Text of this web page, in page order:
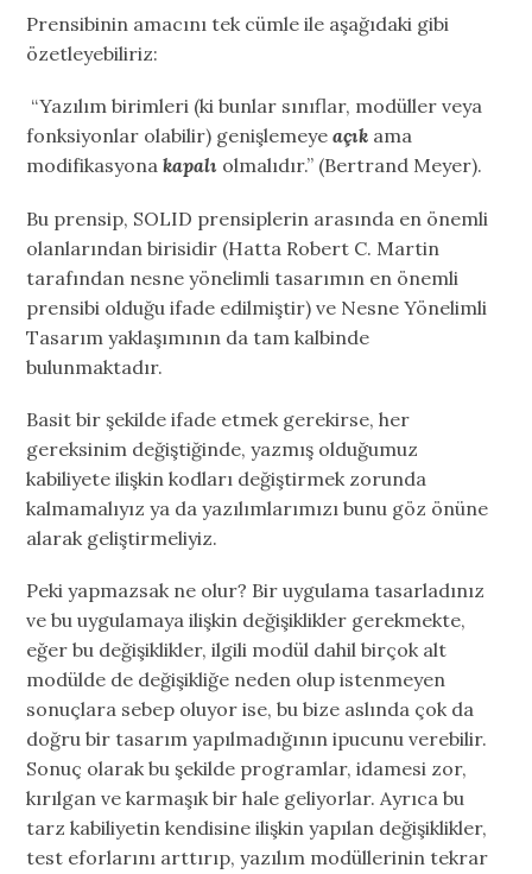
Prensibinin amacını tek cümle ile aşağıdaki gibi
özetleyebiliriz:
“Yazılım birimleri (ki bunlar sınıflar, modüller veya
fonksiyonlar olabilir) genişlemeyeaçık ama
modifikasyonakapalı olmalıdır.” (Bertrand Meyer).
Bu prensip, SOLID prensiplerin arasında en önemli
olanlarından birisidir (Hatta Robert C. Martin
tarafından nesne yönelimli tasarımın en önemli
prensibi olduğu ifade edilmiştir) ve Nesne Yönelimli
Tasarım yaklaşımının da tam kalbinde
bulunmaktadır.
Basit bir şekilde ifade etmek gerekirse, her
gereksinim değiştiğinde, yazmış olduğumuz
kabiliyete ilişkin kodları değiştirmek zorunda
kalmamalıyız ya da yazılımlarımızı bunu göz önüne
alarak geliştirmeliyiz.
Peki yapmazsak ne olur? Bir uygulama tasarladınız
ve bu uygulamaya ilişkin değişiklikler gerekmekte,
eğer bu değişiklikler, ilgili modül dahil birçok alt
modülde de değişikliğe neden olup istenmeyen
sonuçlara sebep oluyor ise, bu bize aslında çok da
doğru bir tasarım yapılmadığının ipucunu verebilir.
Sonuç olarak bu şekilde programlar, idamesi zor,
kırılgan ve karmaşık bir hale geliyorlar. Ayrıca bu
tarz kabiliyetin kendisine ilişkin yapılan değişiklikler,
test eforlarını arttırıp, yazılım modüllerinin tekrar